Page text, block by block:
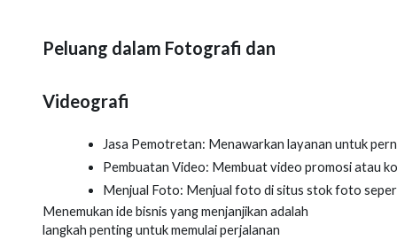
Peluang dalam Fotografi dan
Videografi
Jasa Pemotretan: Menawarkan layanan untuk
Pembuatan Video: Membuat video promosi atau
Menjual Foto: Menjual foto di situs stok foto
Menemukan ide bisnis yang menjanjikan adalah
langkah penting untuk memulai perjalanan